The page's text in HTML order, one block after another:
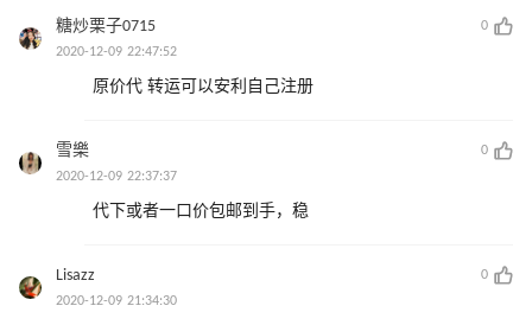
糖炒栗子0715
0
2020-12-09 22:47:52
原价代 转运可以安利自己注册
雪樂
0
2020-12-09 22:37:37
代下或者一口价包邮到手，稳
Lisazz
0
2020-12-09 21:34:30